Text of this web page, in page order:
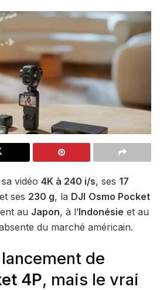
vidéo 4K à 240 i/s, ses 17
ses 230 g, la DJI Osmo Pocket
au Japon, à l’Indonésie et au
du marché américain.
de
4P, mais le vrai